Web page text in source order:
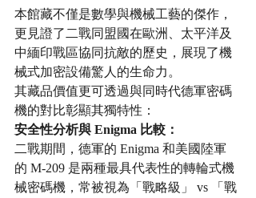
本館藏不僅是數學與機械工藝的傑作，
更見證了二戰同盟國在歐洲、太平洋及
中緬印戰區協同抗敵的歷史，展現了機
械式加密設備驚人的生命力。
其藏品價值更可透過與同時代德軍密碼
機的對比彰顯其獨特性：
安全性分析與 Enigma 比較：
二戰期間，德軍的 Enigma 和美國陸軍
的 M-209 是兩種最具代表性的轉輪式機
械密碼機，常被視為「戰略級」 vs 「戰